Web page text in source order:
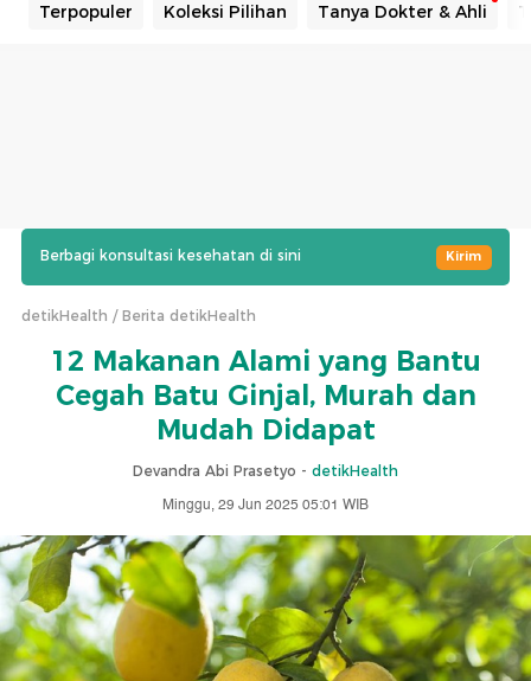
Terpopuler Koleksi Pilihan Tanya Dokter & Ahli
Berbagi konsultasi kesehatan di sini Kirim
detikHealth Berita detikHealth
12 Makanan Alami yang Bantu
Cegah Batu Ginjal, Murah dan
Mudah Didapat
Devandra Abi Prasetyo - detikHealth
Minggu, 29 Jun 2025 05:01 WIB